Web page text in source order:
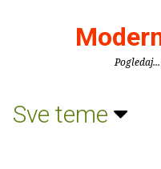
Sve teme